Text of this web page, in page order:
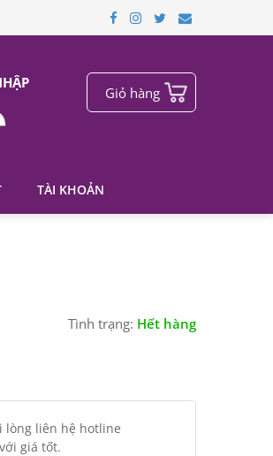
Giỏ hàng
TÀI KHOẢN
Tình trạng: Hết hàng
lòng liên hệ hotline
giá tốt.